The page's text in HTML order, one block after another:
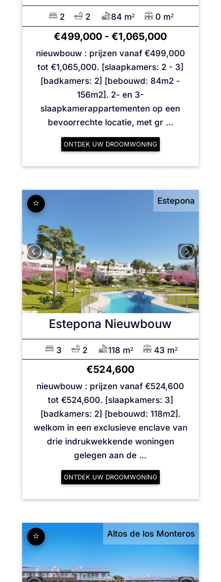
2 2 84 m2 0 m2
€499,000 -€1,065,000
nieuwbouw : prijzen vanaf €499,000
tot €1,065,000. [slaapkamers: 2 - 3]
[badkamers: 2] [bebouwd: 84m2 -
156m2]. 2- en 3-
slaapkamerappartementen op een
bevoorrechte locatie, met gr ...
ONTDEK UW DROOMWONING
Estepona
Estepona Nieuwbouw
3 2 118 m2 43 m2
€524,600
nieuwbouw : prijzen vanaf €524,600
tot €524,600. [slaapkamers: 3]
[badkamers: 2] [bebouwd: 118m2].
welkom in een exclusieve enclave van
drie indrukwekkende woningen
gelegen aan de ...
ONTDEK UW DROOMWONING
Altos de los Monteros